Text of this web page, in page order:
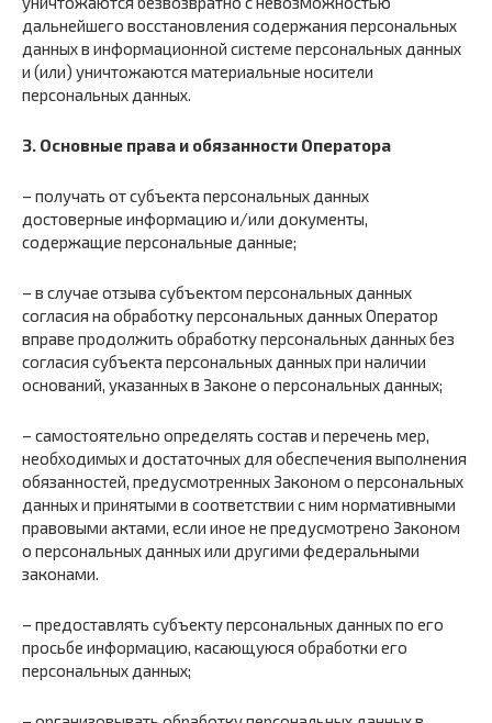
дальнейшего восстановления содержания персональных
данных в информационной системе персональных данных
и (или) уничтожаются материальные носители
персональных данных.
3. Основные права и обязанности Оператора
– получать от субъекта персональных данных
достоверные информацию и/или документы,
содержащие персональные данные;
– в случае отзыва субъектом персональных данных
согласия на обработку персональных данных Оператор
вправе продолжить обработку персональных данных без
согласия субъекта персональных данных при наличии
оснований, указанных в Законе о персональных данных;
– самостоятельно определять состав и перечень мер,
необходимых и достаточных для обеспечения выполнения
обязанностей, предусмотренных Законом о персональных
данных и принятыми в соответствии с ним нормативными
правовыми актами, если иное не предусмотрено Законом
о персональных данных или другими федеральными
законами.
– предоставлять субъекту персональных данных по его
просьбе информацию, касающуюся обработки его
персональных данных;